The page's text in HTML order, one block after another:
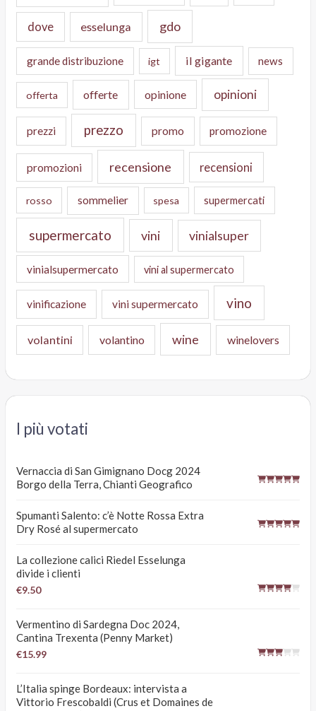
dove esselunga gdo
grande distribuzione igt il gigante news
offerta offerte opinione opinioni
prezzi prezzo promo promozione
promozioni recensione recensioni
rosso sommelier spesa supermercati
supermercato vini vinialsuper
vinialsupermercato vini al supermercato
vinificazione vini supermercato vino
volantini volantino wine winelovers
I più votati
Vernaccia di San Gimignano Docg 2024
Borgo della Terra, Chianti Geografico
Spumanti Salento: c’è Notte Rossa Extra
Dry Rosé al supermercato
La collezione calici Riedel Esselunga
divide i clienti
€9.50
Vermentino di Sardegna Doc 2024,
Cantina Trexenta (Penny Market)
€15.99
L’Italia spinge Bordeaux: intervista a
Vittorio Frescobaldi (Crus et Domaines de